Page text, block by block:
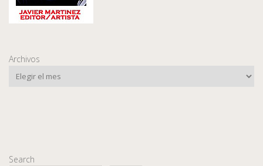
Archivos
Search